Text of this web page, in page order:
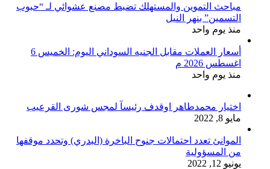
مباحث التموين والمستهلك تضبط مصنع عشوائي لـ “حبوب
التسمين” بنهر النيل
منذ يوم واحد
أسعار العملات مقابل الجنيه السوداني اليوم: الخميس 6
اغسطس 2026 م
منذ يوم واحد
اختيار محمدطاهر اوقدف رئيسآ لمجس شورى القرعيب
مايو 8, 2022
الموانئ تعدد احتمالات جنوح الباخرة (البدري) وتحدد موقفها
من المسؤولية
يونيو 12, 2022